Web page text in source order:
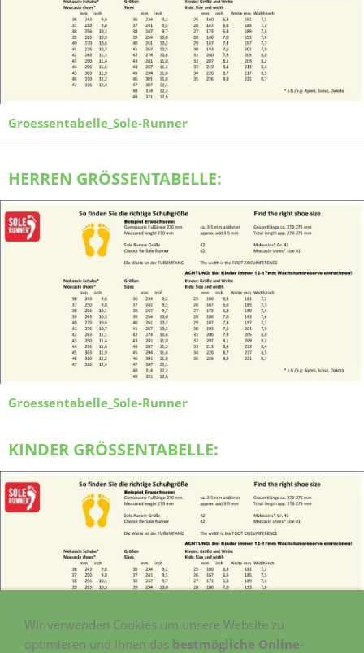
Groessentabelle_Sole-Runner
HERREN GRÖSSENTABELLE:
Groessentabelle_Sole-Runner
KINDER GRÖSSENTABELLE:
Wir verwenden Cookies um unsere Website zu
optimieren und Ihnen das bestmögliche Online-